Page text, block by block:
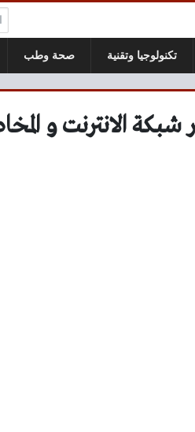
تكنولوجيا وتقنية صحة وطب
شبكة الانترنت و